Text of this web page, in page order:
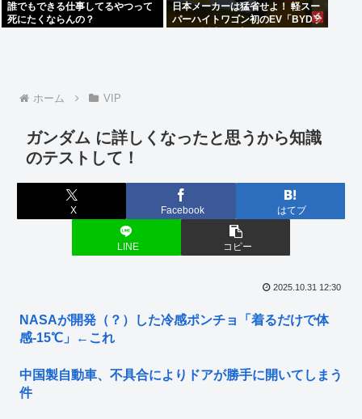
誰でもできる仕事してるやつって
死にたくならんの？
日本メーカーは猛省せよ！ 軽スー
パーハイトワゴン初のEV「BYDラ
ホーム VIP
ガンダム に詳しくなったと思うから知識
のテストして！
X Facebook はてブ
LINE コピー
2025.10.31 12:30
NASAが開発（？）した冷感ポンチョ「着るだけで体
感-15℃」←これ
中国製自動車、不具合によりドアが勝手に開いてしまう
件